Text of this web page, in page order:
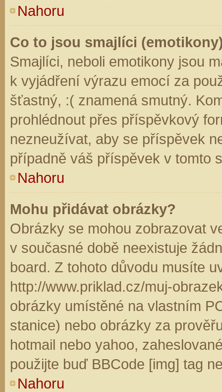
Nahoru
Co to jsou smajlíci
Smajlíci, neboli emotikony jsou
k vyjádření výrazu emocí za
šťastný, :( znamená smutný.
prohlédnout přes příspěvkový
nezneužívat, aby se příspěvek
případně váš příspěvek v tomto
Nahoru
Mohu přidávat obrázky?
Obrázky se mohou zobrazovat
v současné době neexistuje
board. Z tohoto důvodu musíte
http://www.priklad.cz/muj-
obrázky umístěné na vlastním
stanice) nebo obrázky za
hotmail nebo yahoo,
použijte buď BBCode [img] tag
Nahoru